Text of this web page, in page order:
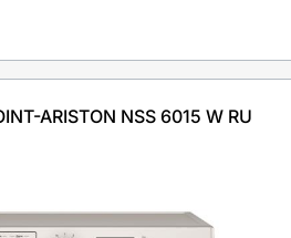
ARISTON NSS 6015 W RU